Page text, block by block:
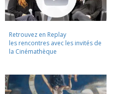
Retrouvez en Replay
les rencontres avec les invités de
la Cinémathèque